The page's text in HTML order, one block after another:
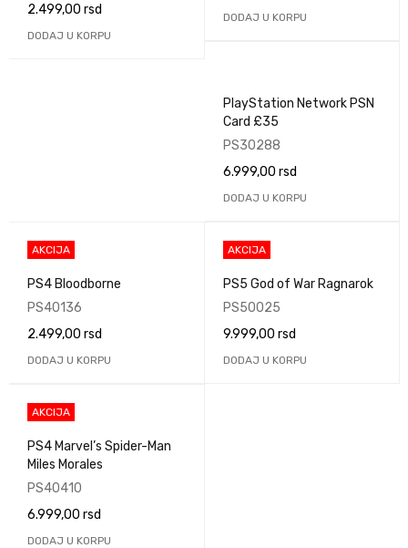
2.499,00 rsd
DODAJ U KORPU
DODAJ U KORPU
PlayStation Network PSN
Card £35
PS30288
6.999,00 rsd
DODAJ U KORPU
AKCIJA
PS4 Bloodborne
PS40136
2.499,00 rsd
DODAJ U KORPU
AKCIJA
PS5 God of War Ragnarok
PS50025
9.999,00 rsd
DODAJ U KORPU
AKCIJA
PS4 Marvel’s Spider-Man
Miles Morales
PS40410
6.999,00 rsd
DODAJ U KORPU